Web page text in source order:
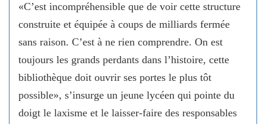
«C’est incompréhensible que de voir cette structure
construite et équipée à coups de milliards fermée
sans raison. C’est à ne rien comprendre. On est
toujours les grands perdants dans l’histoire, cette
bibliothèque doit ouvrir ses portes le plus tôt
possible», s’insurge un jeune lycéen qui pointe du
doigt le laxisme et le laisser-faire des responsables